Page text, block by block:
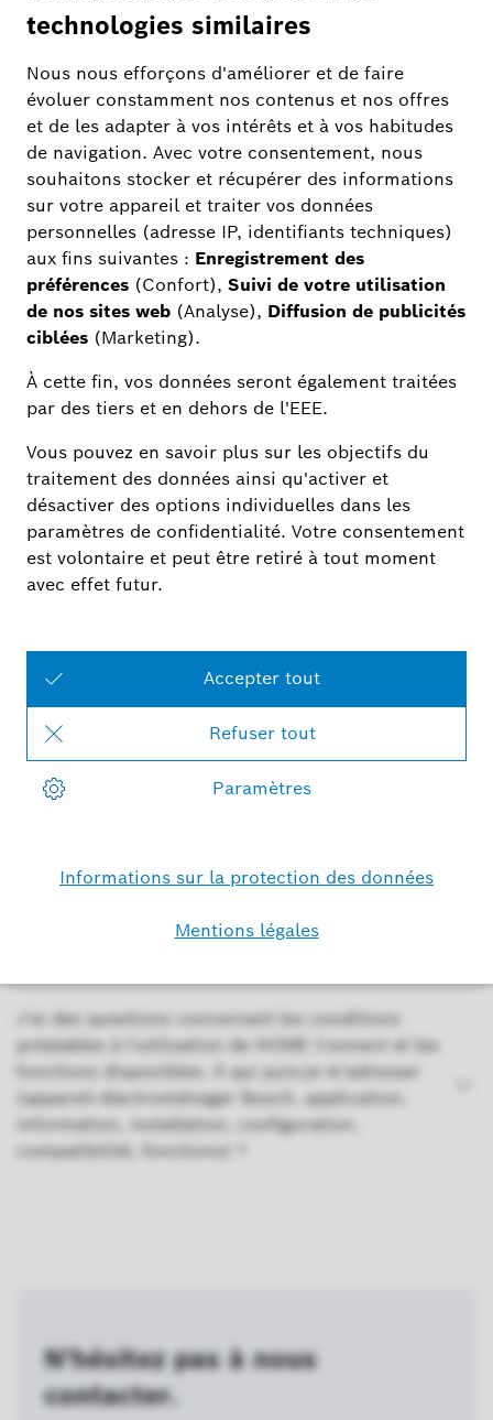
complémentaires sur le thème de la protection
des données pour les appareils Home Connect
(appareils ménagers) ?
J'ai démarré mon appareil ménager Bosch.
Pourquoi ne puis-je pas voir ce statut dans
l'application Smart Home (Home Connect,
Paramètres, Informations, Démarrage à distance)
Je ne peux pas commander mon appareil
ménager Bosch avec Bosch Smart Home App.
Que puis-je faire (Home Connect, accès App,
connexion, portée) ?
Pourquoi ne puis-je pas modifier l'heure de
démarrage à ma guise (appareils ménagers, Home
Connect, paramètres) ?
Quelles sont les conditions préalables à
l'intégration de mon appareil ménager Bosch
Pourquoi l'application Bosch Smart Home et
pas des mêmes fonctionnalités (appareils
tout moment (Home Connect, appareils ménagers
J'ai des questions concernant les conditions
préalables à l'utilisation de HOME Connect et les
fonctions disponibles. À qui puis-je m'adresser
(appareil électroménager Bosch, application,
information, installation, configuration,
compatibilité, fonctions) ?
N'hésitez pas à nous
contacter.